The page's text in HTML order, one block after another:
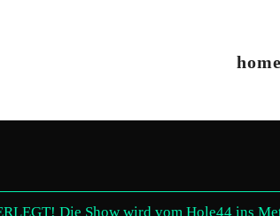
home
Die Show wird vom Hole44 ins